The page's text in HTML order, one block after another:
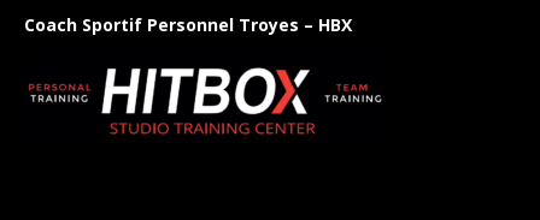
Coach Sportif Personnel Troyes – HBX